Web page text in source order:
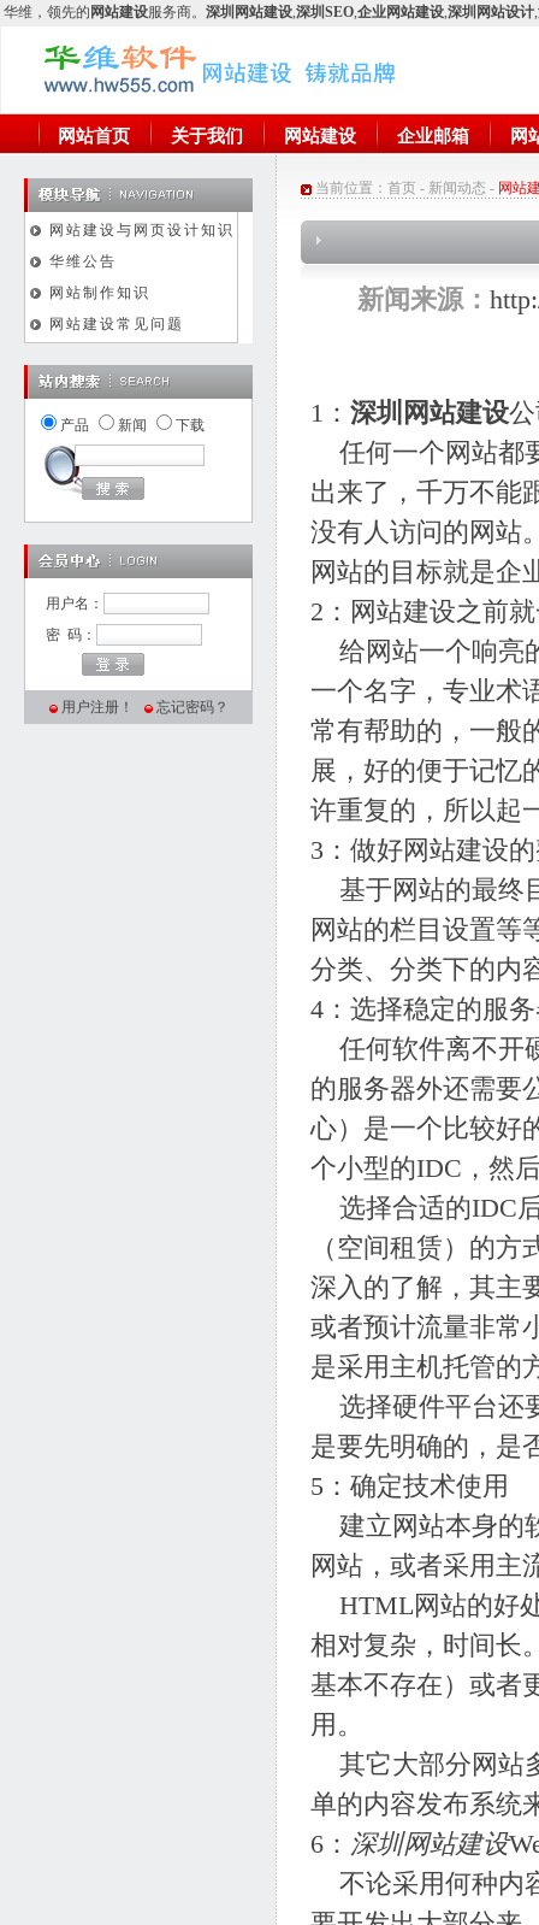
华维 ，领先的 网站建设服务商。 深圳网站建设,深圳SEO,企业网站建设,深圳网站设计,
网站首页 关于我们 网站建设 企业邮箱 网
网站建设与网页设计知识
华维公告
网站制作知识
网站建设常见问题
产品 新闻 下载
用户名：
密 码：
用户注册！ 忘记密码？
当前位置： 首页 - 新闻动态 - 网站
新闻来源：
1： 深圳网站建设
任何一个网站都
出来了，千万不能
没有人访问的网站
网站的目标就是企
2：网站建设之前
给网站一个响亮
一个名字，专业术
常有帮助的，一般
展，好的便于记忆
许重复的，所以起
3：做好网站建设
基于网站的最终
网站的栏目设置等
分类、分类下的内
4：选择稳定的服
任何软件离不开
的服务器外还需要
心）是一个比较好
个小型的IDC，然
选择合适的IDC
（空间租赁）的
深入的了解，其主
或者预计流量非常
是采用主机托管的
选择硬件平台还
是要先明确的，是
5：确定技术使用
建立网站本身的
网站，或者采用主
HTML网站的好
相对复杂，时间长
基本不存在）或者
用。
其它大部分网站
单的内容发布系统
6： 深圳网站建设
不论采用何种内